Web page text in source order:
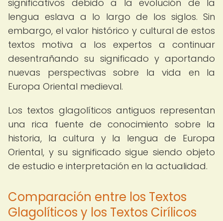
significativos debido a la evolución de la
lengua eslava a lo largo de los siglos. Sin
embargo, el valor histórico y cultural de estos
textos motiva a los expertos a continuar
desentrañando su significado y aportando
nuevas perspectivas sobre la vida en la
Europa Oriental medieval.
Los textos glagolíticos antiguos representan
una rica fuente de conocimiento sobre la
historia, la cultura y la lengua de Europa
Oriental, y su significado sigue siendo objeto
de estudio e interpretación en la actualidad.
Comparación entre los Textos
Glagolíticos y los Textos Cirílicos